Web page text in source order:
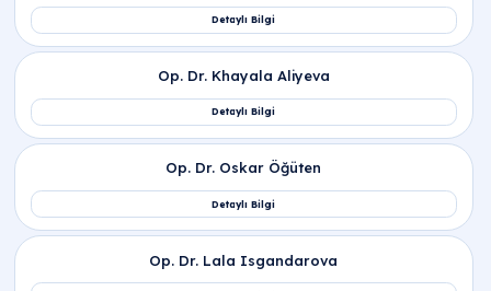
sağlığınızı titizlikle koruyoruz.
Hsg Nasıl Yapılır ve İşlem Sırasında Neler
Rahim Filmi Ne Zaman Çekilir ve Adet
Döngüsü Neden Önemlidir?